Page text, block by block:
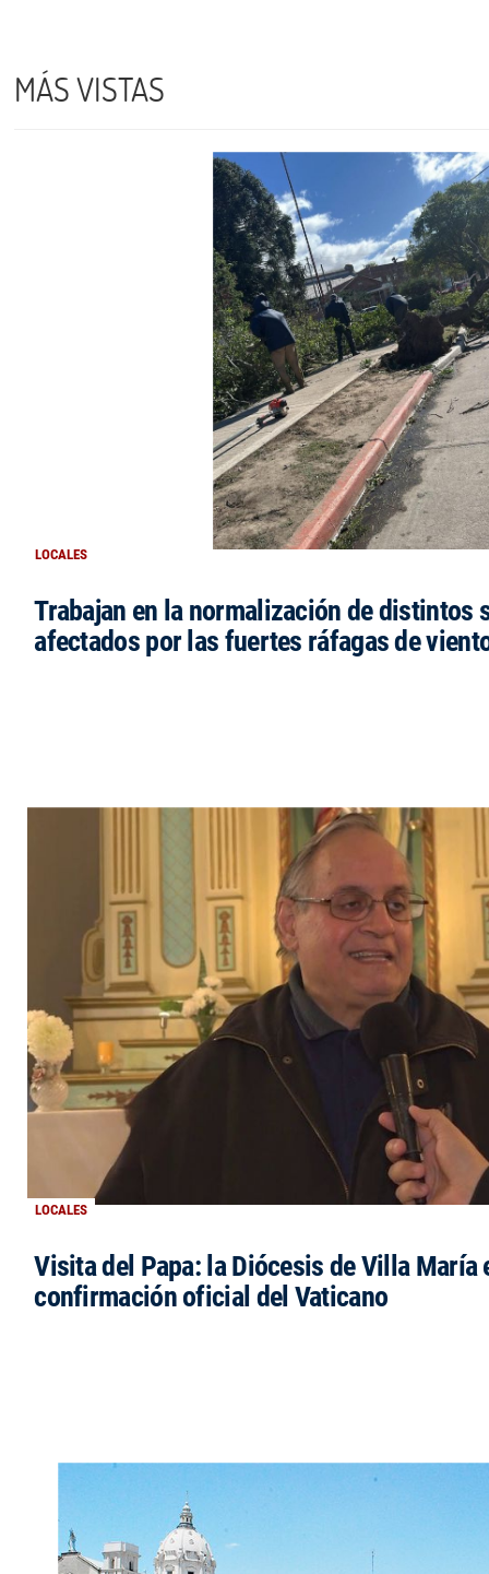
MÁS VISTAS
LOCALES
Trabajan en la normalización de distintos
afectados por las fuertes ráfagas de
LOCALES
Visita del Papa: la Diócesis de Villa María
confirmación oficial del Vaticano